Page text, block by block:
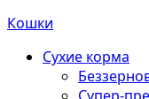
Кошки
Сухие корма